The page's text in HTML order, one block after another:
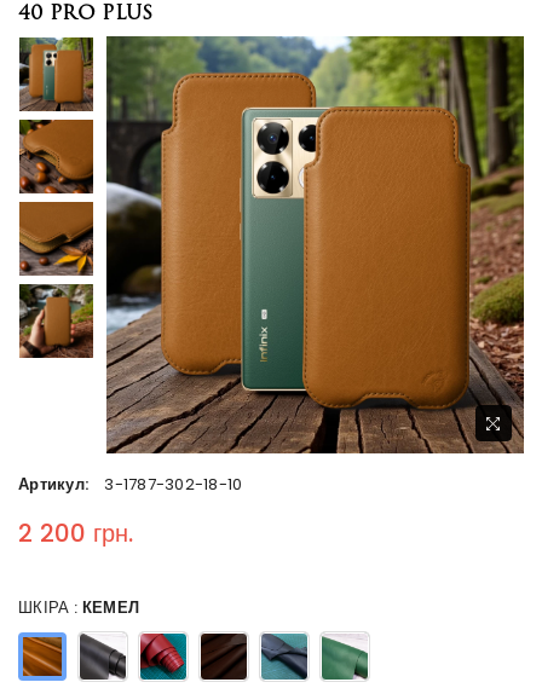
40 Pro Plus
Артикул: 3-1787-302-18-10
Regular price
2 200 грн.
ШКІРА : КЕМЕЛ